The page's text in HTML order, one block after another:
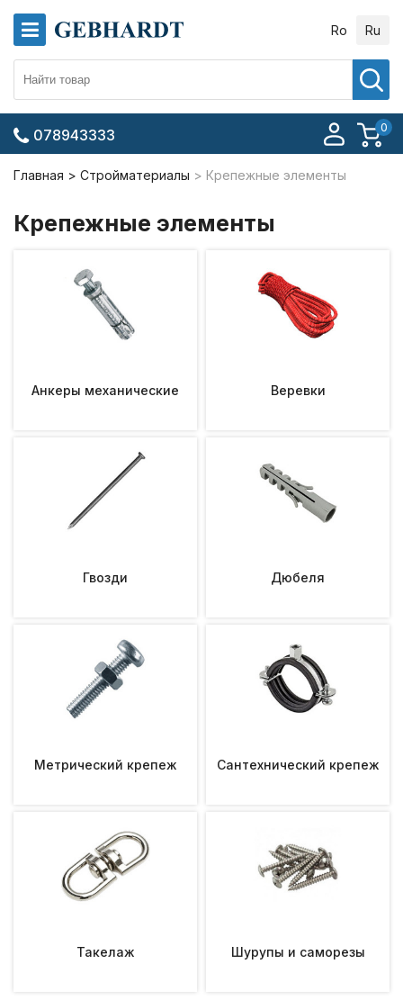
Ro Ru
0
078943333
Главная Стройматериалы Крепежные элементы
Крепежные элементы
Анкеры механические Веревки
Гвозди Дюбеля
Метрический крепеж Сантехнический крепеж
Такелаж Шурупы и саморезы